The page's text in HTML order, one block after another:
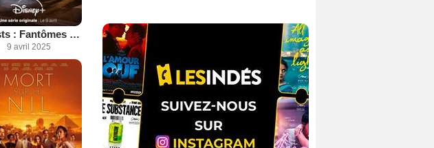
Ghosts : Fantômes en héritage
9 avril 2025